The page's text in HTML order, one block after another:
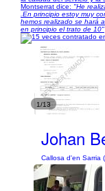
Montserrat dice: "He
.En principio estoy muy
hemos realizado se hará
en principio el trato de 10"
1/13
Johan
Callosa d'en Sarria